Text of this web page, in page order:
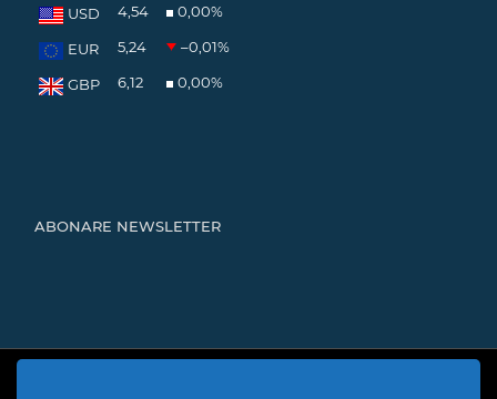
USD
4,54 0,00%
EUR 5,24 –0,01%
GBP 6,12 0,00%
ABONARE NEWSLETTER